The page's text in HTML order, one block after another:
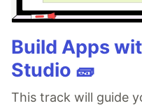
Build Apps
Studio 🧱
This track will guide